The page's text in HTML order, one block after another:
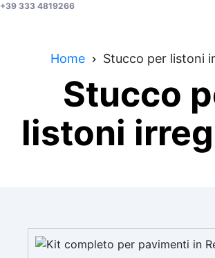
+39 333 4819266
Home Stucco per listoni
Stucco
listoni